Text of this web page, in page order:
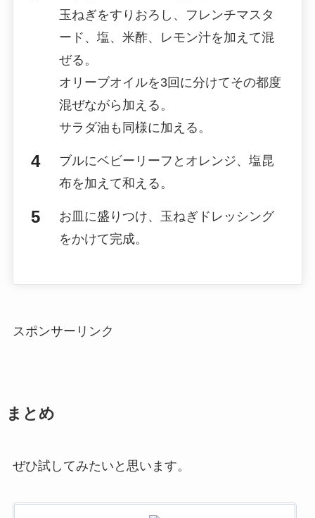
玉ねぎをすりおろし、フレンチマスタ
ード、塩、米酢、レモン汁を加えて混
ぜる。
オリーブオイルを3回に分けてその都度
混ぜながら加える。
サラダ油も同様に加える。
ブルにベビーリーフとオレンジ、塩昆
布を加えて和える。
お皿に盛りつけ、玉ねぎドレッシング
をかけて完成。
スポンサーリンク
まとめ
ぜひ試してみたいと思います。